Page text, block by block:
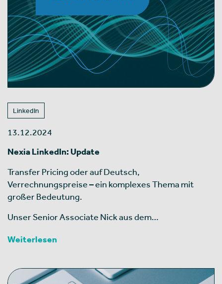
LinkedIn
13.12.2024
Nexia LinkedIn: Update
Transfer Pricing oder auf Deutsch,
Verrechnungspreise – ein komplexes Thema mit
großer Bedeutung.
Unser Senior Associate Nick aus dem…
Weiterlesen